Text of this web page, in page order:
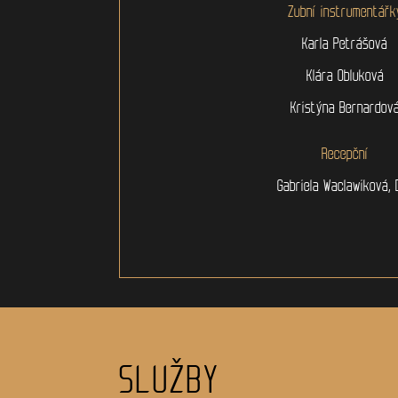
Zubní
Karla Petrášová
Klára Obluková
Kristýna Bernardová
Recepční
Gabriela Waclawiková,
SLUŽBY